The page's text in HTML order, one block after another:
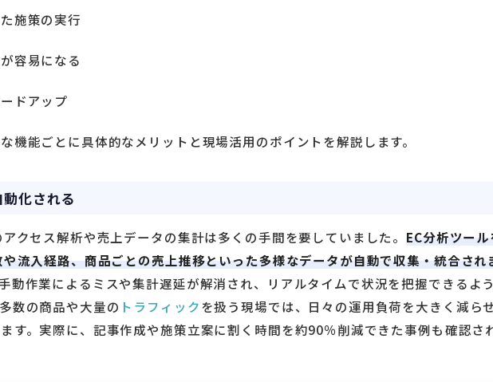
施策の実行
容易になる
ドアップ
機能ごとに具体的なメリットと現場活用のポイントを解説します。
化される
クセス解析や売上データの集計は多くの手間を要していました。 EC分析ツー
流入経路、商品ごとの売上推移といった多様なデータが自動で収集・統合され
動作業によるミスや集計遅延が解消され、リアルタイムで状況を把握できるよ
数の商品や大量の トラフィックを扱う現場では、日々の運用負荷を大きく減ら
す。実際に、記事作成や施策立案に割く時間を約90％削減できた事例も確認さ